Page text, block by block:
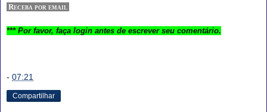
Receba por email
*** Por favor, faça login antes de escrever seu comentário.
- 07:21
Compartilhar